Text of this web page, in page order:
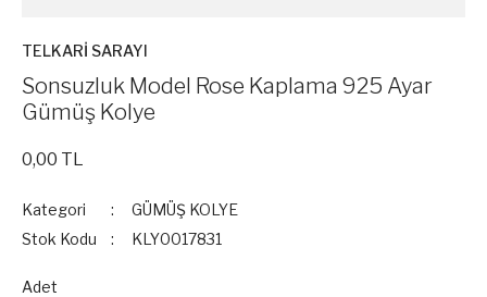
TELKARİ SARAYI
Sonsuzluk Model Rose Kaplama 925 Ayar
Gümüş Kolye
0,00 TL
Kategori
GÜMÜŞ KOLYE
Stok Kodu
KLY0017831
Adet